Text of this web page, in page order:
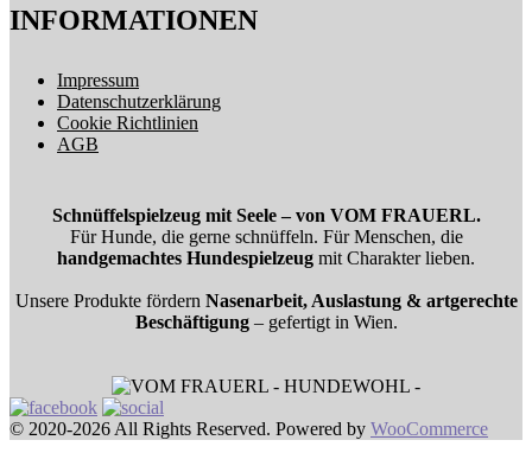
INFORMATIONEN
Impressum
Datenschutzerklärung
Cookie Richtlinien
AGB
Schnüffelspielzeug mit Seele – von VOM FRAUERL.
Für Hunde, die gerne schnüffeln. Für Menschen, die
handgemachtes Hundespielzeug mit Charakter lieben.
Unsere Produkte fördern Nasenarbeit, Auslastung & artgerechte
Beschäftigung– gefertigt in Wien.
© 2020-2026 All Rights Reserved. Powered by WooCommerce